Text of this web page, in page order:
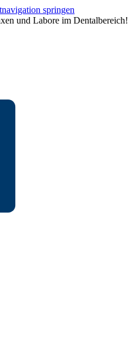
springen
und Labore im Dentalbereich!